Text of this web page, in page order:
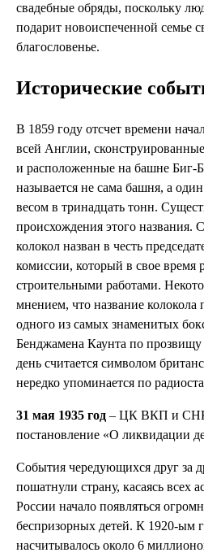
свадебные обряды, поскольку
подарит новоиспеченной семье
благословенье.
Исторические
В 1859 году отсчет времени
всей Англии,
и расположенные на башне Биг-
называется не сама башня, а
весом в тринадцать тонн.
происхождения этого названия.
колокол назван в честь
комиссии, который в свое время
строительными работами.
мнением, что название
одного из самых знаменитых
Бенджамена Каунта по
день считается символом
нередко упоминается по
31 мая 1935 год – ЦК ВКП и
постановление «О ликвидации
События чередующихся друг за
пошатнули страну, касаясь всех
России начало появляться
беспризорных детей. К 1920-ым
насчитывалось около 6